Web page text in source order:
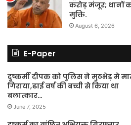
करोड़ मंजूर; थानों
मुक्ति.
August 6, 2026
E-Paper
दुष्कर्मी दीपक को पुलिस ने मुठभेड़ मे
गिराया,ढाई वर्ष की बच्ची से किया था
बलात्कार…
June 7, 2025